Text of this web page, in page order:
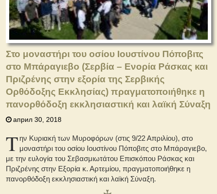
Στο μοναστήρι του οσίου Ιουστίνου Πόποβιτς
στο Μπάραγιεβο (Σερβία – Ενορία Ράσκας και
Πριζρένης στην εξορία της Σερβικής
Ορθόδοξης Εκκλησίας) πραγματοποιήθηκε η
πανορθόδοξη εκκλησιαστική και λαϊκή Σύναξη
април 30, 2018
Τ ην Κυριακή των Μυροφόρων (στις 9/22 Απριλίου), στο
μοναστήρι του οσίου Ιουστίνου Πόποβιτς στο Μπάραγιεβο,
με την ευλογία του Σεβασμιωτάτου Επισκόπου Ράσκας και
Πριζρένης στην Εξορία κ. Αρτεμίου, πραγματοποιήθηκε η
πανορθόδοξη εκκλησιαστική και λαϊκή Σύναξη.